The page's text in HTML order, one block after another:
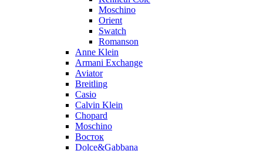
Moschino
Orient
Swatch
Romanson
Anne Klein
Armani Exchange
Aviator
Breitling
Casio
Calvin Klein
Chopard
Moschino
Восток
Dolce&Gabbana